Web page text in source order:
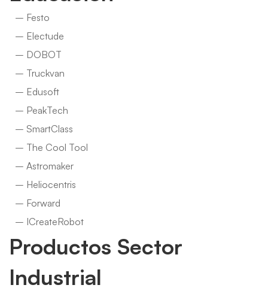
– Festo
– Electude
– DOBOT
– Truckvan
– Edusoft
– PeakTech
– SmartClass
– The Cool Tool
– Astromaker
– Heliocentris
– Forward
– ICreateRobot
Productos Sector
Industrial